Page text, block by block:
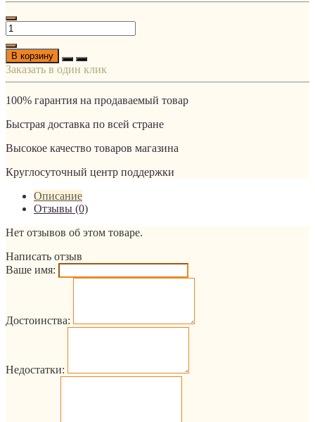
В корзину
Заказать в один клик
100% гарантия на продаваемый товар
Быстрая доставка по всей стране
Высокое качество товаров магазина
Круглосуточный центр поддержки
Описание
Отзывы (0)
Нет отзывов об этом товаре.
Написать отзыв
Ваше имя:
Достоинства:
Недостатки: